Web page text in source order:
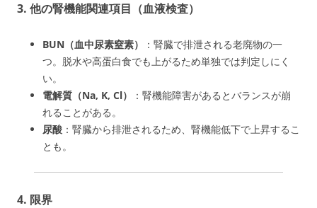
3. 他の腎機能関連項目（血液検査）
BUN（血中尿素窒素）
：腎臓で排泄される老廃物の一
つ。脱水や高蛋白食でも上がるため単独では判定しにく
い。
電解質（Na, K, Cl）
：腎機能障害があるとバランスが崩
れることがある。
尿酸 ：腎臓から排泄されるため、腎機能低下で上昇するこ
とも。
4. 限界